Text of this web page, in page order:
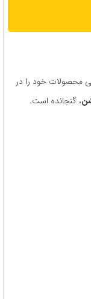
محصولات خود را در
، گنجانده است.